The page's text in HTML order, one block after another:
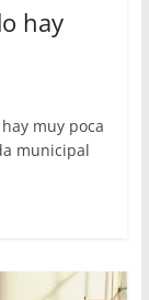
hay
muy poca
municipal